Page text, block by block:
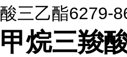
酸三乙酯6279-
甲烷三羧